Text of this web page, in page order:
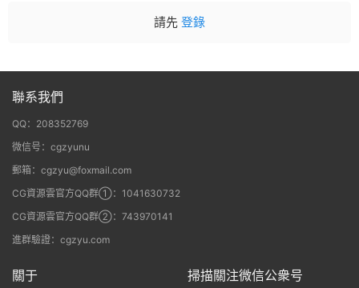
請先 登錄
聯系我們
QQ：208352769
微信号：cgzyunu
郵箱：cgzyu@foxmail.com
CG資源雲官方QQ群①：1041630732
CG資源雲官方QQ群②：743970141
進群驗證：cgzyu.com
關于 掃描關注微信公衆号